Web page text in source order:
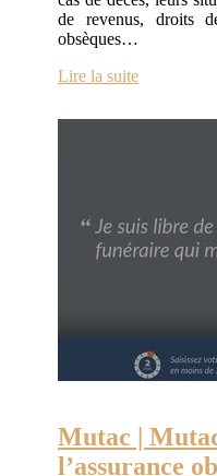
de revenus, droits
obsèques…
Lire la suite
Mutac |
l’assurance